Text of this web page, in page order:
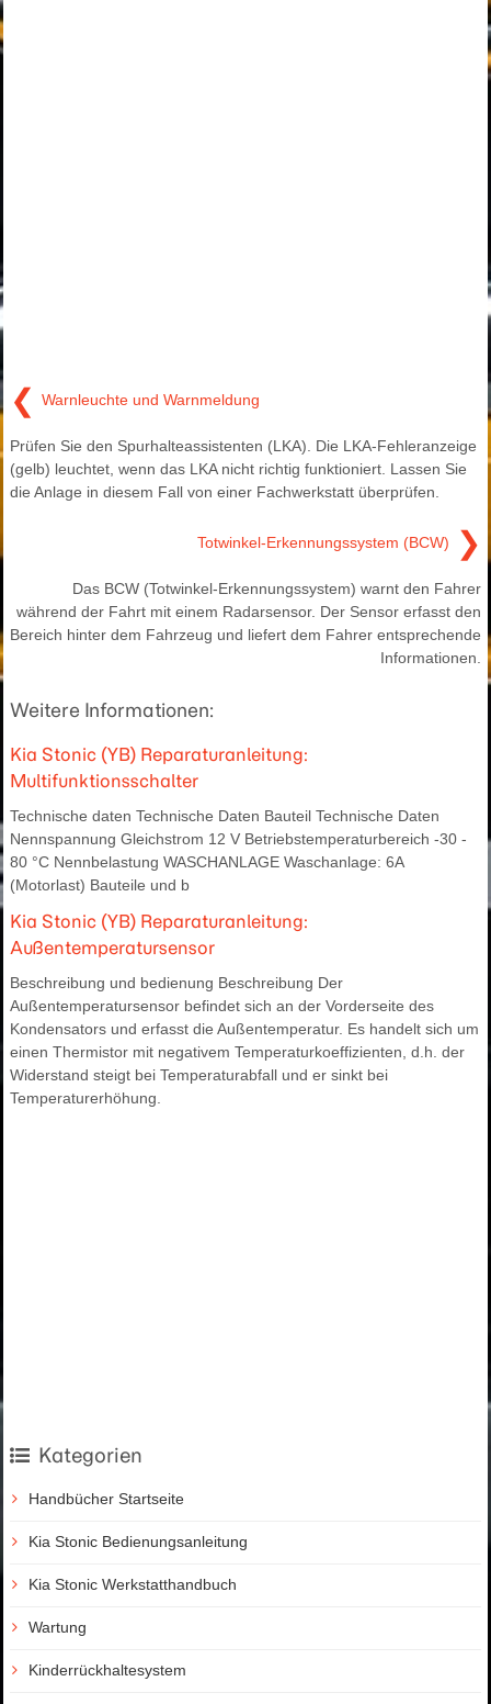
❮ Warnleuchte und Warnmeldung
Prüfen Sie den Spurhalteassistenten (LKA). Die LKA-Fehleranzeige
(gelb) leuchtet, wenn das LKA nicht richtig funktioniert. Lassen Sie
die Anlage in diesem Fall von einer Fachwerkstatt überprüfen.
Totwinkel-Erkennungssystem (BCW) ❯
Das BCW (Totwinkel-Erkennungssystem) warnt den Fahrer
während der Fahrt mit einem Radarsensor. Der Sensor erfasst den
Bereich hinter dem Fahrzeug und liefert dem Fahrer entsprechende
Informationen.
Weitere Informationen:
Kia Stonic (YB) Reparaturanleitung:
Multifunktionsschalter
Technische daten Technische Daten Bauteil Technische Daten
Nennspannung Gleichstrom 12 V Betriebstemperaturbereich -30 -
80 °C Nennbelastung WASCHANLAGE Waschanlage: 6A
(Motorlast) Bauteile und b
Kia Stonic (YB) Reparaturanleitung:
Außentemperatursensor
Beschreibung und bedienung Beschreibung Der
Außentemperatursensor befindet sich an der Vorderseite des
Kondensators und erfasst die Außentemperatur. Es handelt sich um
einen Thermistor mit negativem Temperaturkoeffizienten, d.h. der
Widerstand steigt bei Temperaturabfall und er sinkt bei
Temperaturerhöhung.
Kategorien
Handbücher Startseite
Kia Stonic Bedienungsanleitung
Kia Stonic Werkstatthandbuch
Wartung
Kinderrückhaltesystem